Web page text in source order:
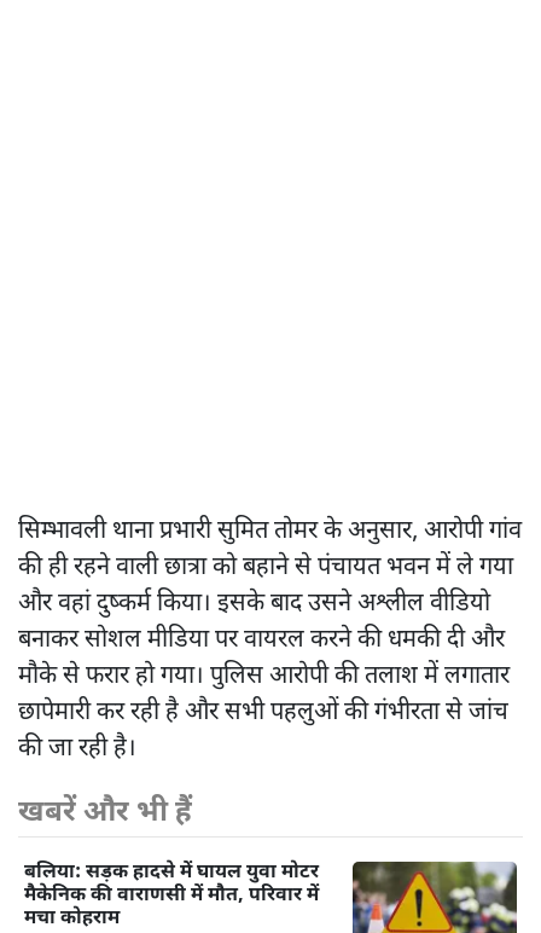
सिम्भावली थाना प्रभारी सुमित तोमर के अनुसार, आरोपी गांव
की ही रहने वाली छात्रा को बहाने से पंचायत भवन में ले गया
और वहां दुष्कर्म किया। इसके बाद उसने अश्लील वीडियो
बनाकर सोशल मीडिया पर वायरल करने की धमकी दी और
मौके से फरार हो गया। पुलिस आरोपी की तलाश में लगातार
छापेमारी कर रही है और सभी पहलुओं की गंभीरता से जांच
की जा रही है।
खबरें और भी हैं
बलिया: सड़क हादसे में घायल युवा मोटर
मैकेनिक की वाराणसी में मौत, परिवार में
मचा कोहराम